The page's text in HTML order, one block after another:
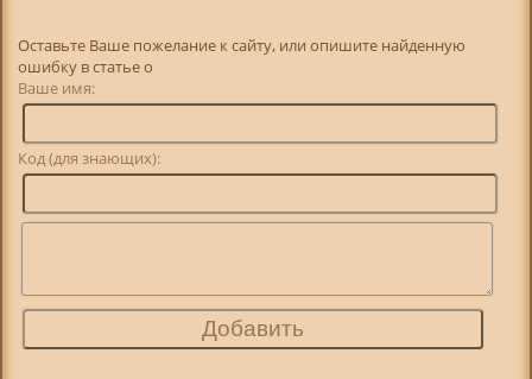
Оставьте Ваше пожелание к сайту, или опишите найденную
ошибку в статье о
Ваше имя:
Код (для знающих):